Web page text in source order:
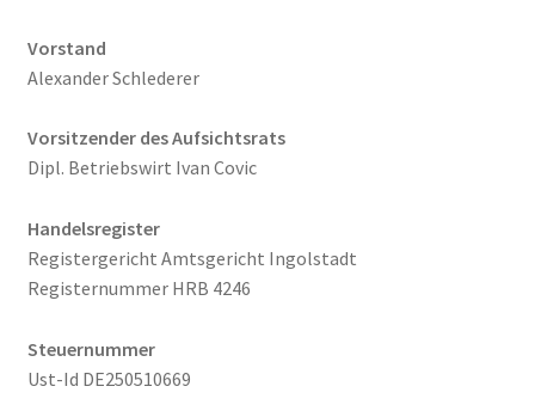
Vorstand
Alexander Schlederer
Vorsitzender des Aufsichtsrats
Dipl. Betriebswirt Ivan Covic
Handelsregister
Registergericht Amtsgericht Ingolstadt
Registernummer HRB 4246
Steuernummer
Ust-Id DE250510669